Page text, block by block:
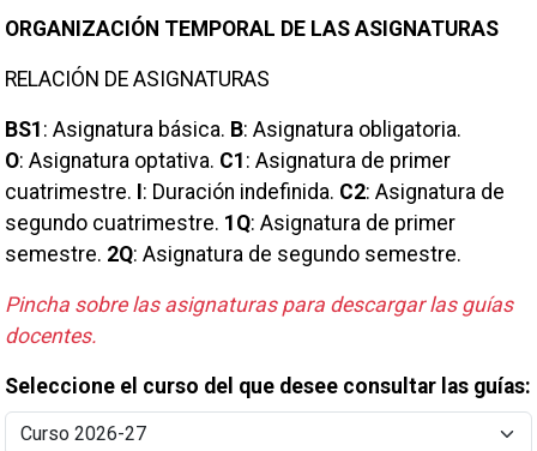
ORGANIZACIÓN TEMPORAL DE LAS ASIGNATURAS
RELACIÓN DE ASIGNATURAS
BS1 : Asignatura básica. B: Asignatura obligatoria.
O: Asignatura optativa. C1 : Asignatura de primer
cuatrimestre. : Duración indefinida. C2: Asignatura de
segundo cuatrimestre. 1Q: Asignatura de primer
semestre. 2Q: Asignatura de segundo semestre.
Pincha sobre las asignaturas para descargar las guías
docentes.
Seleccione el curso del que desee consultar las guías: